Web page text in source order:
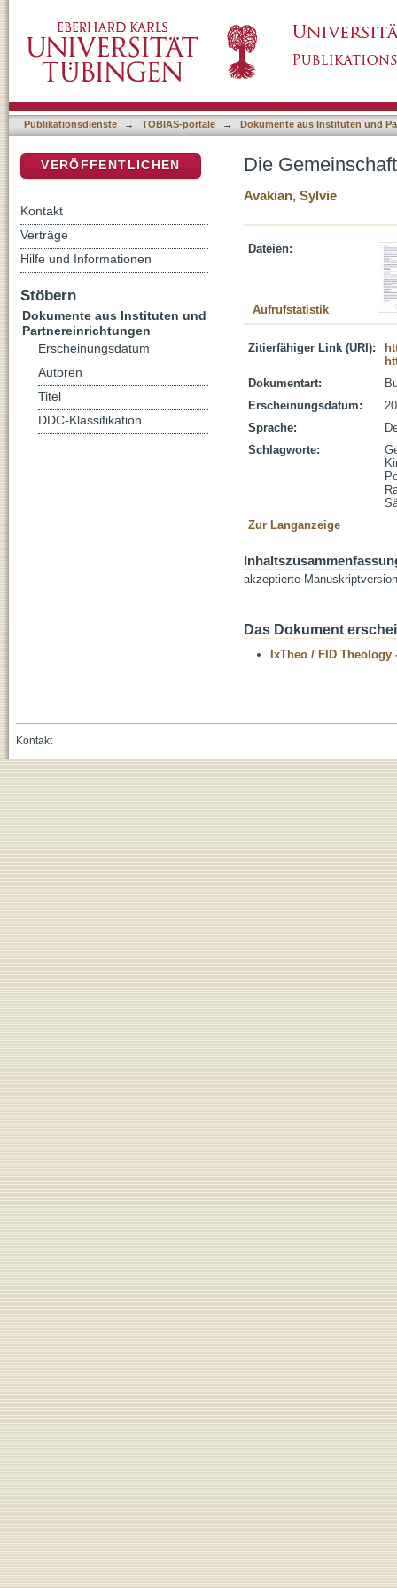
Publikationsdienste → TOBIAS-portale → Dokumente aus Instituten und
Die
Avakian, Sylvie
Dateien:
Aufrufstatistik
Zitierfähiger Link (URI):
Dokumentart:
Erscheinungsdatum:
Sprache:
Schlagworte:
Zur Langanzeige
akzeptierte Manuskriptversion
Das Dokument
IxTheo / FID Theology
VERÖFFENTLICHEN
Kontakt
Verträge
Hilfe und Informationen
Stöbern
Dokumente aus Instituten und
Partnereinrichtungen
Erscheinungsdatum
Autoren
Titel
DDC-Klassifikation
Kontakt